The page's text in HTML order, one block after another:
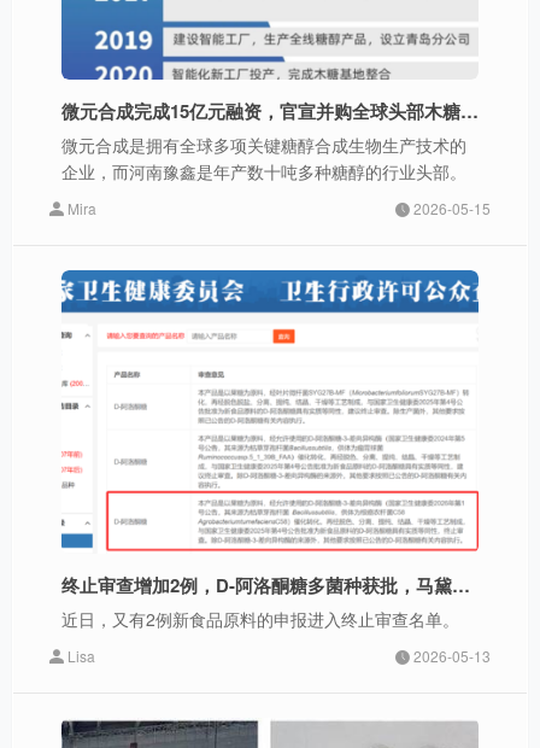
微元合成完成15亿元融资，官宣并购全球头部木糖醇生产企业河南豫鑫
微元合成是拥有全球多项关键糖醇合成生物生产技术的
企业，而河南豫鑫是年产数十吨多种糖醇的行业头部。
Mira 2026-05-15
终止审查增加2例，D-阿洛酮糖多菌种获批，马黛茶打开饮料新赛道
近日，又有2例新食品原料的申报进入终止审查名单。
Lisa 2026-05-13